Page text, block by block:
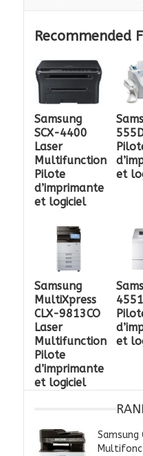
Recommended
Samsung
SCX-4400
Laser
Multifunction
Pilote
d’imprimante
et logiciel
et
Samsung
MultiXpress
CLX-9813CO
Laser
Multifunction
Pilote
d’imprimante
et logiciel
et
Samsung